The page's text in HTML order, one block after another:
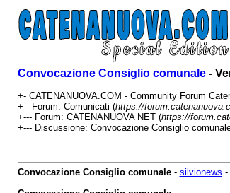
Convocazione Consiglio comunale-
+- CATENANUOVA.COM - Community Forum
+-- Forum: Comunicati (https://
+--- Forum: CATENANUOVA NET (https://
+--- Discussione: Convocazione Consiglio
Convocazione Consiglio comunale- silvionews -